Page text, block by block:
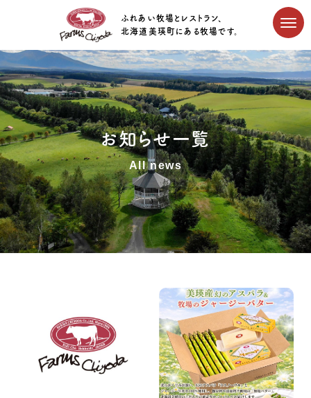
ふれあい牧場とレストラン、
北海道美瑛町にある牧場です。
お知らせ一覧
All news